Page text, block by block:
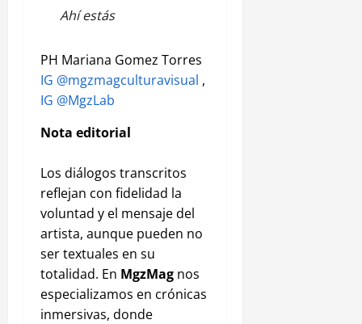
Ahí estás
PH Mariana Gomez Torres
IG @mgzmagculturavisual ,
IG @MgzLab
Nota editorial
Los diálogos transcritos
reflejan con fidelidad la
voluntad y el mensaje del
artista, aunque pueden no
ser textuales en su
totalidad. En MgzMag nos
especializamos en crónicas
inmersivas, donde